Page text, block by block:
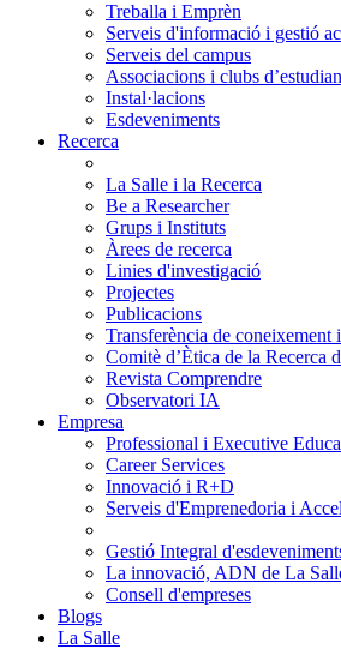
Treballa i Emprèn
Serveis d'informació i gestió
Serveis del campus
Associacions i clubs
Instal·lacions
Esdeveniments
Recerca
La Salle i la Recerca
Be a Researcher
Grups i Instituts
Àrees de recerca
Linies d'investigació
Projectes
Publicacions
Transferència de coneixement
Comitè d’Ètica de la Recerca
Revista Comprendre
Observatori IA
Empresa
Professional i Executive
Career Services
Innovació i R+D
Serveis d'Emprenedoria i
Gestió Integral
La innovació, ADN de La
Consell d'empreses
Blogs
La Salle